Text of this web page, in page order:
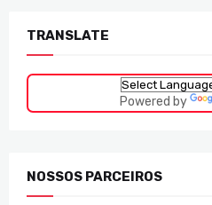
TRANSLATE
Powered by
NOSSOS PARCEIROS